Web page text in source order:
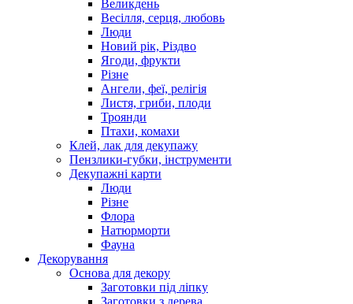
Великдень
Весілля, серця, любовь
Люди
Новий рік, Різдво
Ягоди, фрукти
Різне
Ангели, феї, релігія
Листя, гриби, плоди
Троянди
Птахи, комахи
Клей, лак для декупажу
Пензлики-губки, інструменти
Декупажні карти
Люди
Різне
Флора
Натюрморти
Фауна
Декорування
Основа для декору
Заготовки під ліпку
Заготовки з дерева